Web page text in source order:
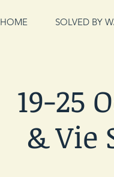
HOME SOLVED BY
19-25
& Vie